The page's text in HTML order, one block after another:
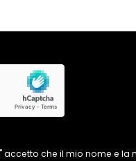
che il mio nome e